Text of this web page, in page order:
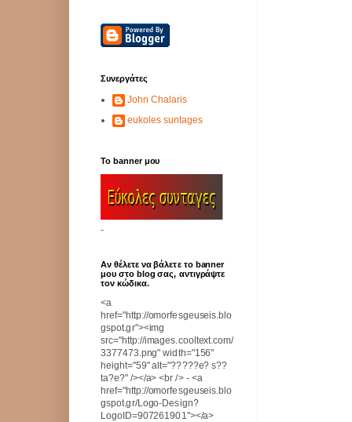
Συνεργάτες
John Chalaris
eukoles suntages
Το banner μου
-
Αν θέλετε να βάλετε το banner
μου στο blog σας, αντιγράψτε
τον κώδικα.
<a
href="http://omorfesgeuseis.blo
gspot.gr"><img
src="http://images.cooltext.com/
3377473.png" width="156"
height="59" alt="?????e? s??
ta?e?" /></a> <br /> - <a
href="http://omorfesgeuseis.blo
gspot.gr/Logo-Design?
LogoID=907261901"></a>